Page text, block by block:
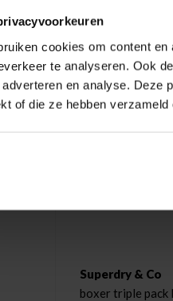
cookies om content
te analyseren. Ook
adverteren en analyse. Deze
of die ze hebben
Superdry & Co
boxer triple pack